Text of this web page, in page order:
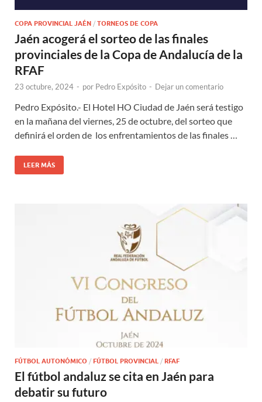
COPA PROVINCIAL JAÉN / TORNEOS DE COPA
Jaén acogerá el sorteo de las finales
provinciales de la Copa de Andalucía de la
RFAF
23 octubre, 2024 - por Pedro Expósito - Dejar un comentario
Pedro Expósito.- El Hotel HO Ciudad de Jaén será testigo
en la mañana del viernes, 25 de octubre, del sorteo que
definirá el orden de los enfrentamientos de las finales …
LEER MÁS
FÚTBOL AUTONÓMICO / FÚTBOL PROVINCIAL / RFAF
El fútbol andaluz se cita en Jaén para
debatir su futuro